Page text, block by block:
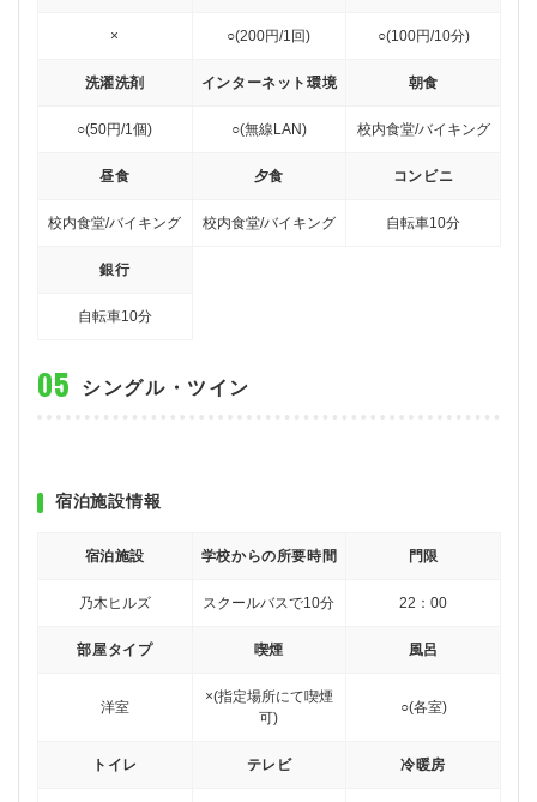
× ○(200円/1回) ○(100円/10分)
洗濯洗剤
○(50円/1個)
インターネット環境
○(無線LAN)
朝食
校内食堂/バイキング
昼食
校内食堂/バイキング
夕食
校内食堂/バイキング
コンビニ
自転車10分
銀行
自転車10分
シングル・ツイン
宿泊施設情報
宿泊施設
乃木ヒルズ
学校からの所要時間
スクールバスで10分
門限
22：00
部屋タイプ
洋室
喫煙
×(指定場所にて喫煙
可)
風呂
○(各室)
トイレ テレビ 冷暖房